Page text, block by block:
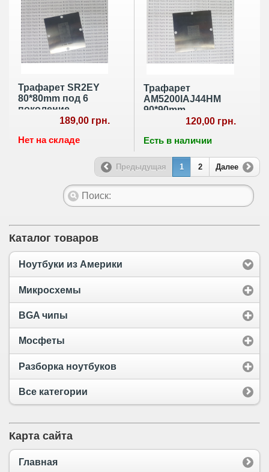
Трафарет SR2EY
80*80mm под 6
поколение
189,00 грн.
Нет на складе
Трафарет
AM5200IAJ44HM
90*90mm
120,00 грн.
Есть в наличии
Предыдущая 1 2 Далее
Каталог товаров
Ноутбуки из Америки
Микросхемы
BGA чипы
Мосфеты
Разборка ноутбуков
Все категории
Карта сайта
Главная